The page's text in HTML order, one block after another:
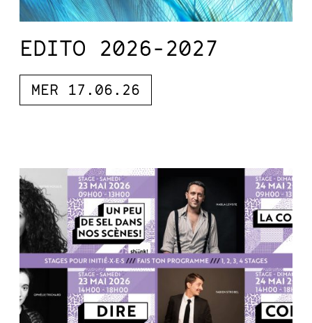
EDITO 2026-2027
MER 17.06.26